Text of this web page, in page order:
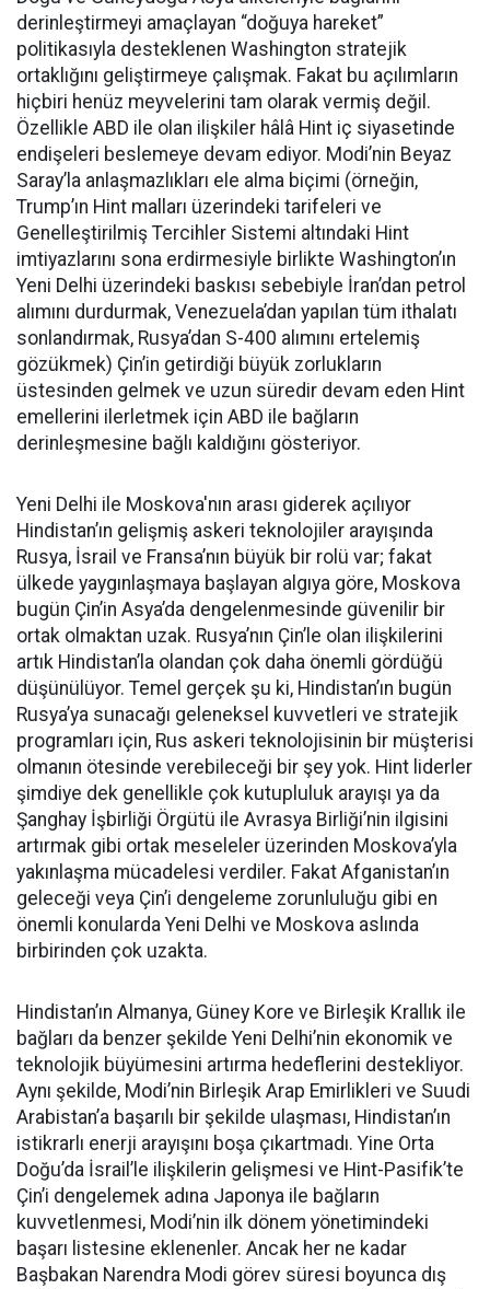
derinleştirmeyi amaçlayan “doğuya hareket”
politikasıyla desteklenen Washington stratejik
ortaklığını geliştirmeye çalışmak. Fakat bu açılımların
hiçbiri henüz meyvelerini tam olarak vermiş değil.
Özellikle ABD ile olan ilişkiler hâlâ Hint iç siyasetinde
endişeleri beslemeye devam ediyor. Modi’nin Beyaz
Saray’la anlaşmazlıkları ele alma biçimi (örneğin,
Trump’ın Hint malları üzerindeki tarifeleri ve
Genelleştirilmiş Tercihler Sistemi altındaki Hint
imtiyazlarını sona erdirmesiyle birlikte Washington’ın
Yeni Delhi üzerindeki baskısı sebebiyle İran’dan petrol
alımını durdurmak, Venezuela’dan yapılan tüm ithalatı
sonlandırmak, Rusya’dan S-400 alımını ertelemiş
gözükmek) Çin’in getirdiği büyük zorlukların
üstesinden gelmek ve uzun süredir devam eden Hint
emellerini ilerletmek için ABD ile bağların
derinleşmesine bağlı kaldığını gösteriyor.
Yeni Delhi ile Moskova'nın arası giderek açılıyor
Hindistan’ın gelişmiş askeri teknolojiler arayışında
Rusya, İsrail ve Fransa’nın büyük bir rolü var; fakat
ülkede yaygınlaşmaya başlayan algıya göre, Moskova
bugün Çin’in Asya’da dengelenmesinde güvenilir bir
ortak olmaktan uzak. Rusya’nın Çin’le olan ilişkilerini
artık Hindistan’la olandan çok daha önemli gördüğü
düşünülüyor. Temel gerçek şu ki, Hindistan’ın bugün
Rusya’ya sunacağı geleneksel kuvvetleri ve stratejik
programları için, Rus askeri teknolojisinin bir müşterisi
olmanın ötesinde verebileceği bir şey yok. Hint liderler
şimdiye dek genellikle çok kutupluluk arayışı ya da
Şanghay İşbirliği Örgütü ile Avrasya Birliği’nin ilgisini
artırmak gibi ortak meseleler üzerinden Moskova’yla
yakınlaşma mücadelesi verdiler. Fakat Afganistan’ın
geleceği veya Çin’i dengeleme zorunluluğu gibi en
önemli konularda Yeni Delhi ve Moskova aslında
birbirinden çok uzakta.
Hindistan’ın Almanya, Güney Kore ve Birleşik Krallık ile
bağları da benzer şekilde Yeni Delhi’nin ekonomik ve
teknolojik büyümesini artırma hedeflerini destekliyor.
Aynı şekilde, Modi’nin Birleşik Arap Emirlikleri ve Suudi
Arabistan’a başarılı bir şekilde ulaşması, Hindistan’ın
istikrarlı enerji arayışını boşa çıkartmadı. Yine Orta
Doğu’da İsrail’le ilişkilerin gelişmesi ve Hint-Pasifik’te
Çin’i dengelemek adına Japonya ile bağların
kuvvetlenmesi, Modi’nin ilk dönem yönetimindeki
başarı listesine eklenenler. Ancak her ne kadar
Başbakan Narendra Modi görev süresi boyunca dış